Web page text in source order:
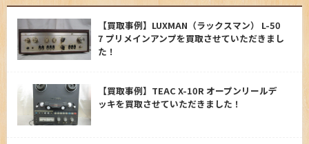
【買取事例】LUXMAN（ラックスマン） L-50
7 プリメインアンプを買取させていただきまし
た！
【買取事例】TEAC X-10R オープンリールデ
ッキを買取させていただきました！